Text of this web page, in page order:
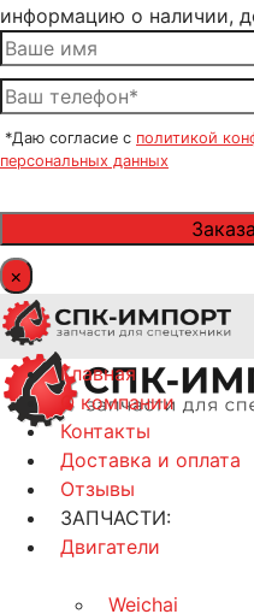
информацию о наличии,
*Даю согласие с политикой
персональных данных
×
Главная
О компании
Контакты
Доставка и оплата
Отзывы
ЗАПЧАСТИ:
Двигатели
Weichai